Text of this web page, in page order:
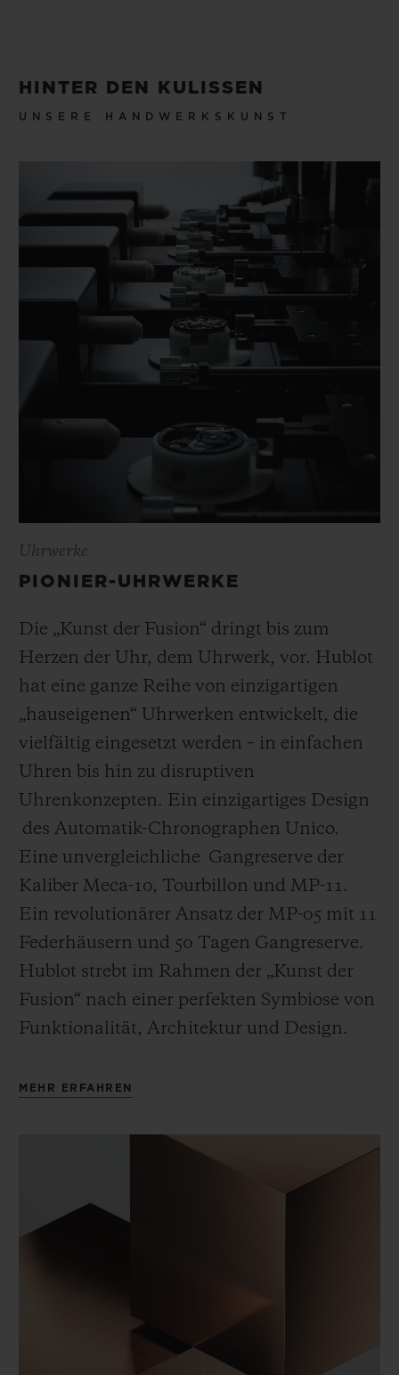
HINTER DEN KULISSEN
UNSERE HANDWERKSKUNST
Uhrwerke
PIONIER-UHRWERKE
Die „Kunst der Fusion“ dringt bis zum
Herzen der Uhr, dem Uhrwerk, vor. Hublot
hat eine ganze Reihe von einzigartigen
„hauseigenen“ Uhrwerken entwickelt, die
vielfältig eingesetzt werden – in einfachen
Uhren bis hin zu disruptiven
Uhrenkonzepten. Ein einzigartiges Design
des Automatik-Chronographen Unico.
Eine unvergleichliche Gangreserve der
Kaliber Meca-10, Tourbillon und MP-11.
Ein revolutionärer Ansatz der MP-05 mit 11
Federhäusern und 50 Tagen Gangreserve.
Hublot strebt im Rahmen der „Kunst der
Fusion“ nach einer perfekten Symbiose von
Funktionalität, Architektur und Design.
MEHR ERFAHREN